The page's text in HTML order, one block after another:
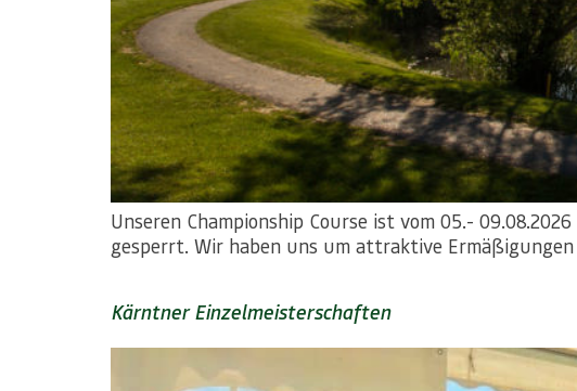
Unseren Championship Course ist vom 05.-
gesperrt. Wir haben uns um attraktive
Kärntner Einzelmeisterschaften